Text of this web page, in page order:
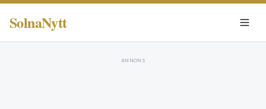
SolnaNytt
ANNONS